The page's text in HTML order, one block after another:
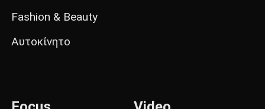
Fashion & Beauty
Αυτοκίνητο